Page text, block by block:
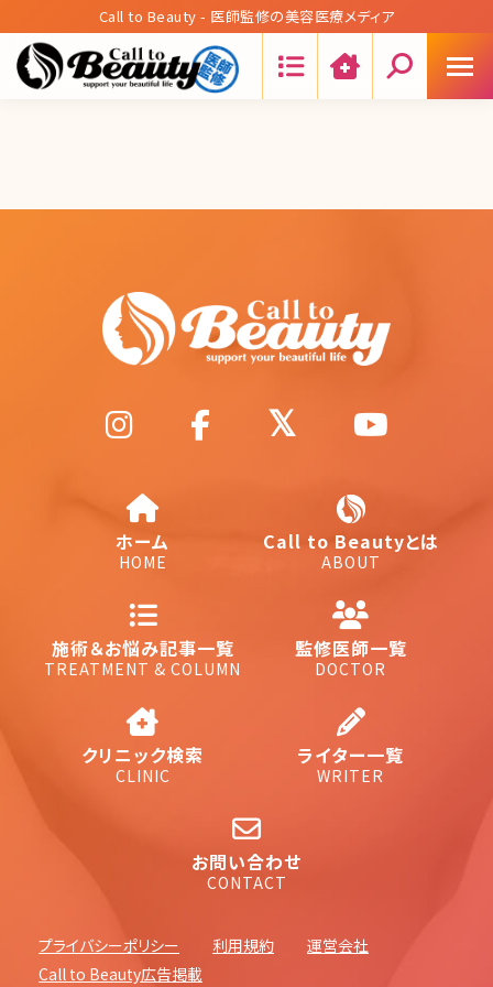
Call to Beauty - 医師監修の美容医療メディア
ホーム
HOME
Call to Beautyとは
ABOUT
施術＆お悩み記事一覧
TREATMENT & COLUMN
監修医師一覧
DOCTOR
クリニック検索
CLINIC
ライター一覧
WRITER
お問い合わせ
CONTACT
プライバシーポリシー 利用規約
運営会社
Call to Beauty広告掲載